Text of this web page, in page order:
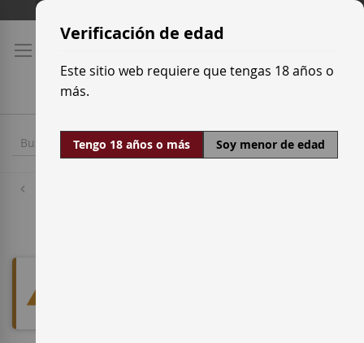
contenido
Verificación de edad
Este sitio web requiere que tengas 18 años o
más.
Tengo 18 años o más Soy menor de edad